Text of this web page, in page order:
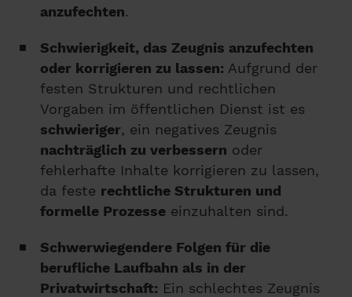
anzufechten.
Schwierigkeit, das Zeugnis anzufechten
oder korrigieren zu lassen: Aufgrund der
festen Strukturen und rechtlichen
Vorgaben im öffentlichen Dienst ist es
schwieriger, ein negatives Zeugnis
nachträglich zu verbessern oder
fehlerhafte Inhalte korrigieren zu lassen,
da feste rechtliche Strukturen und
formelle Prozesse einzuhalten sind.
Schwerwiegendere Folgen für die
berufliche Laufbahn als in der
Privatwirtschaft: Ein schlechtes Zeugnis